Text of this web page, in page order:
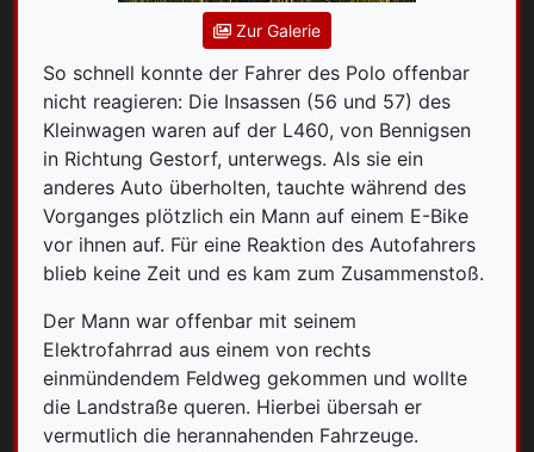
Zur Galerie
So schnell konnte der Fahrer des Polo offenbar
nicht reagieren: Die Insassen (56 und 57) des
Kleinwagen waren auf der L460, von Bennigsen
in Richtung Gestorf, unterwegs. Als sie ein
anderes Auto überholten, tauchte während des
Vorganges plötzlich ein Mann auf einem E-Bike
vor ihnen auf. Für eine Reaktion des Autofahrers
blieb keine Zeit und es kam zum Zusammenstoß.
Der Mann war offenbar mit seinem
Elektrofahrrad aus einem von rechts
einmündendem Feldweg gekommen und wollte
die Landstraße queren. Hierbei übersah er
vermutlich die herannahenden Fahrzeuge.